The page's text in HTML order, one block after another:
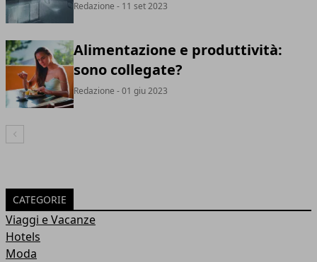
Redazione - 11 set 2023
Alimentazione e produttività:
sono collegate?
Redazione - 01 giu 2023
Articolo Precedente
CATEGORIE
Viaggi e Vacanze
Hotels
Moda